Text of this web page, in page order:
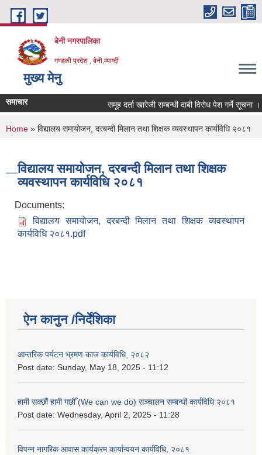
Skip to main content
बेनी नगरपालिका
गण्डकी प्रदेश , बेनी,म्याग्दी
मुख्य मेनु
समाचार समूह दर्ता खारेजी सम्बन्धी दाबी विरोध पेश गर्ने सूचना ।
You are here
Home » विद्यालय समायोजन, दरबन्दी मिलान तथा शिक्षक व्यवस्थापन कार्यविधि २०८१
विद्यालय समायोजन, दरबन्दी मिलान तथा शिक्षक
व्यवस्थापन कार्यविधि २०८१
Documents:
विद्यालय समायोजन, दरबन्दी मिलान तथा शिक्षक व्यवस्थापन
कार्यविधि २०८१.pdf
ऐन कानुन /निर्देशिका
आन्तरिक पर्यटन भ्रमण काज कार्यविधि, २०८२
Post date: Sunday, May 18, 2025 - 11:12
हामी सक्छौं हामी गछौँ (We can we do) सञ्चालन सम्बन्धी कार्यविधि २०८१
Post date: Wednesday, April 2, 2025 - 11:28
विपन्न नागरिक आवास कार्यक्रम कार्यान्वयन कार्यविधि, २०८१